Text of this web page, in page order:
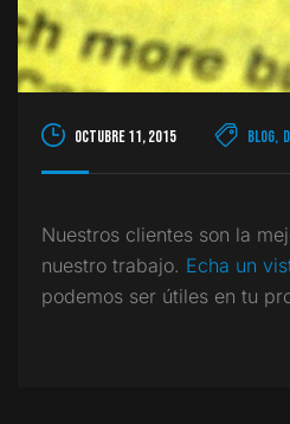
octubre 11, 2015 Blog,
Nuestros clientes son la
nuestro trabajo. Echa un
podemos ser útiles en tu